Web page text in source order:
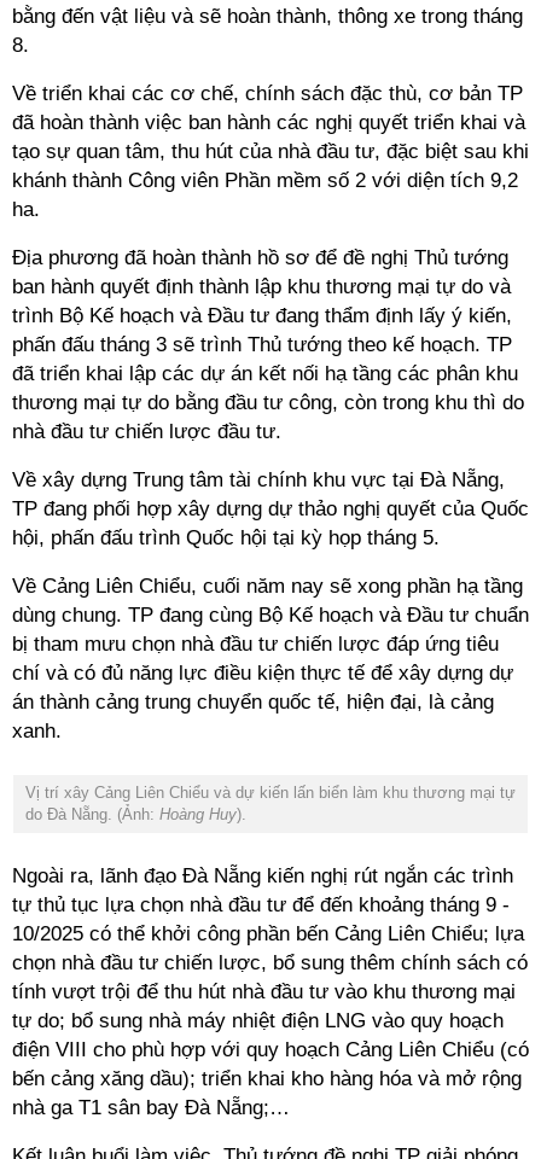
bằng đến vật liệu và sẽ hoàn thành, thông xe trong tháng
8.
Về triển khai các cơ chế, chính sách đặc thù, cơ bản TP
đã hoàn thành việc ban hành các nghị quyết triển khai và
tạo sự quan tâm, thu hút của nhà đầu tư, đặc biệt sau khi
khánh thành Công viên Phần mềm số 2 với diện tích 9,2
ha.
Địa phương đã hoàn thành hồ sơ để đề nghị Thủ tướng
ban hành quyết định thành lập khu thương mại tự do và
trình Bộ Kế hoạch và Đầu tư đang thẩm định lấy ý kiến,
phấn đấu tháng 3 sẽ trình Thủ tướng theo kế hoạch. TP
đã triển khai lập các dự án kết nối hạ tầng các phân khu
thương mại tự do bằng đầu tư công, còn trong khu thì do
nhà đầu tư chiến lược đầu tư.
Về xây dựng Trung tâm tài chính khu vực tại Đà Nẵng,
TP đang phối hợp xây dựng dự thảo nghị quyết của Quốc
hội, phấn đấu trình Quốc hội tại kỳ họp tháng 5.
Về Cảng Liên Chiểu, cuối năm nay sẽ xong phần hạ tầng
dùng chung. TP đang cùng Bộ Kế hoạch và Đầu tư chuẩn
bị tham mưu chọn nhà đầu tư chiến lược đáp ứng tiêu
chí và có đủ năng lực điều kiện thực tế để xây dựng dự
án thành cảng trung chuyển quốc tế, hiện đại, là cảng
xanh.
Vị trí xây Cảng Liên Chiểu và dự kiến lấn biển làm khu thương mại tự
do Đà Nẵng. (Ảnh: Hoàng Huy).
Ngoài ra, lãnh đạo Đà Nẵng kiến nghị rút ngắn các trình
tự thủ tục lựa chọn nhà đầu tư để đến khoảng tháng 9 -
10/2025 có thể khởi công phần bến Cảng Liên Chiểu; lựa
chọn nhà đầu tư chiến lược, bổ sung thêm chính sách có
tính vượt trội để thu hút nhà đầu tư vào khu thương mại
tự do; bổ sung nhà máy nhiệt điện LNG vào quy hoạch
điện VIII cho phù hợp với quy hoạch Cảng Liên Chiểu (có
bến cảng xăng dầu); triển khai kho hàng hóa và mở rộng
nhà ga T1 sân bay Đà Nẵng;…